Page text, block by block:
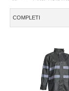
COMPLETI